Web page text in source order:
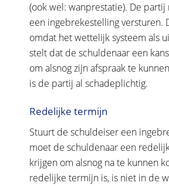
(ook wel: wanprestatie). De
een ingebrekestelling versturen.
omdat het wettelijk systeem als
stelt dat de schuldenaar een
om alsnog zijn afspraak te
is de partij al schadeplichtig.
Redelijke termijn
Stuurt de schuldeiser een
moet de schuldenaar een
krijgen om alsnog na te kunnen
redelijke termijn is, is niet in de